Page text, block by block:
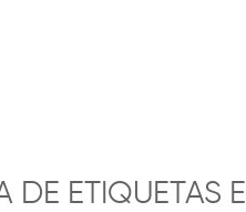
DE ETIQUETAS